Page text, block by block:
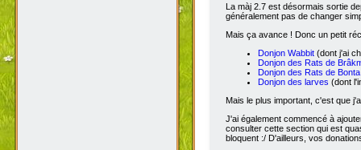
La màj 2.7 est désormais sortie
généralement pas de changer
Mais ça avance ! Donc un petit
Donjon Wabbit (dont j'ai
Donjon des Rats de
Donjon des Rats de Bonta
Donjon des larves (dont
Mais le plus important, c'est que
J'ai également commencé à
consulter cette section qui est
bloquent :/ D'ailleurs, vos